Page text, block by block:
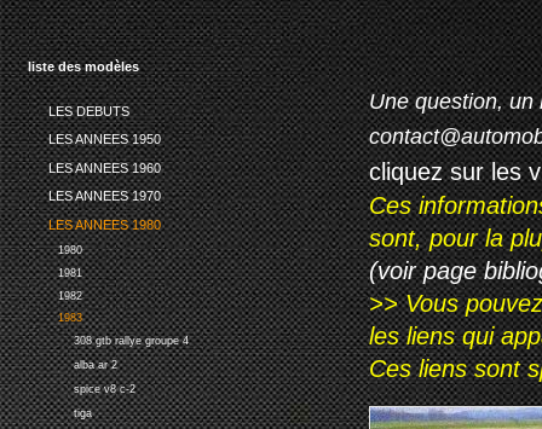
liste des modèles
LES DEBUTS
LES ANNEES 1950
LES ANNEES 1960
LES ANNEES 1970
LES ANNEES 1980
1980
1981
1982
1983
308 gtb rallye groupe 4
alba ar 2
spice v8 c-2
tiga
Une question, un
cliquez sur les
Ces
sont, pour la
(voir page
>> Vous
les liens qui
Ces liens sont